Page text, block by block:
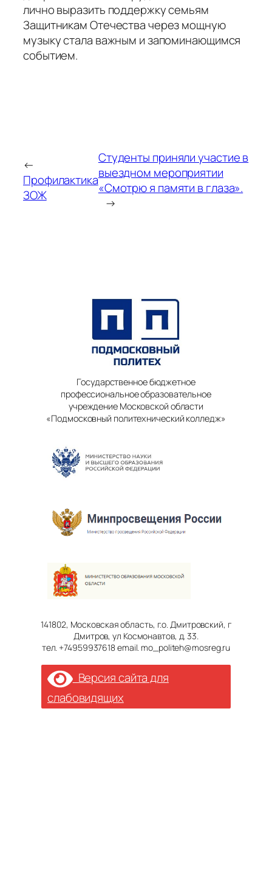
лично выразить поддержку семьям
Защитникам Отечества через мощную
музыку стала важным и запоминающимся
событием.
←
Профилактика
ЗОЖ
Студенты приняли участие в
выездном мероприятии
«Смотрю я памяти в глаза».
→
Государственное бюджетное
профессиональное образовательное
учреждение Московской области
«Подмосковный политехнический колледж»
141802, Московская область, г.о. Дмитровский, г
Дмитров, ул Космонавтов, д. 33.
тел. +74959937618 email. mo_politeh@mosreg.ru
Версия сайта для
слабовидящих